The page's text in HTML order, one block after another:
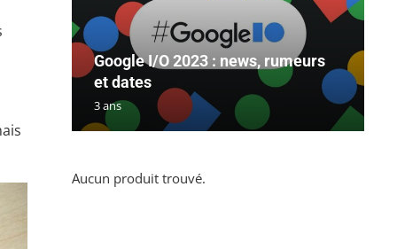
Google I/O 2023 : news, rumeurs
et dates
3 ans
Aucun produit trouvé.